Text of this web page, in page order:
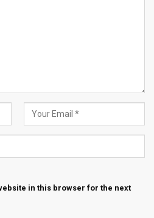
in this browser for the next